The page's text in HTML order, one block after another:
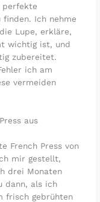
perfekte
Ich nehme
Lupe, erkläre,
wichtig ist, und
zubereitet.
ich am
vermeiden
aus
French Press von
mir gestellt,
drei Monaten
dann, als ich
frisch gebrühten